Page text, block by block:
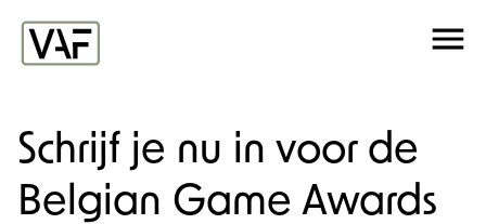
Ga verder naar de inhoud
Schrijf je nu in voor de
Belgian Game Awards